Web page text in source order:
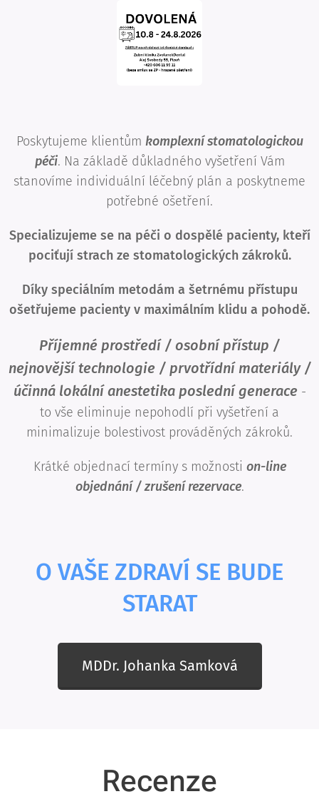
Poskytujeme klientům komplexní stomatologickou
péči. Na základě důkladného vyšetření Vám
stanovíme individuální léčebný plán a poskytneme
potřebné ošetření.
Specializujeme se na péči o dospělé pacienty, kteří
pociťují strach ze stomatologických zákroků.
Díky speciálním metodám a šetrnému přístupu
ošetřujeme pacienty v maximálním klidu a pohodě.
Příjemné prostředí / osobní přístup /
nejnovější technologie / prvotřídní materiály /
účinná lokální anestetika poslední generace -
to vše eliminuje nepohodlí při vyšetření a
minimalizuje bolestivost prováděných zákroků.
Krátké objednací termíny s možnosti on-line
objednání / zrušení rezervace.
O VAŠE ZDRAVÍ SE BUDE
STARAT
MDDr. Johanka Samková
Recenze